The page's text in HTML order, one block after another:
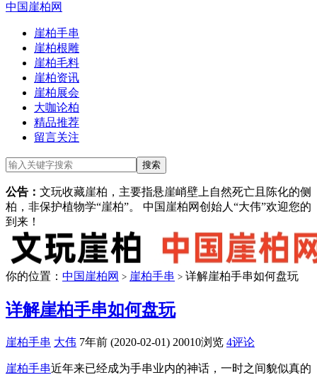
中国崖柏网
崖柏手串
崖柏根雕
崖柏毛料
崖柏资讯
崖柏展会
大咖论柏
精品推荐
留言关注
公告： 文玩收藏崖柏，主要指悬崖峭壁上自然死亡且陈化的侧
柏，非保护植物学“崖柏”。 中国崖柏网创始人“大伟”欢迎您的
到来！
你的位置： 中国崖柏网 > 崖柏手串 > 详解崖柏手串如何盘玩
详解崖柏手串如何盘玩
崖柏手串 大伟 7年前 (2020-02-01) 20010浏览 4评论
崖柏手串近年来已经成为手串业内的神话，一时之间貌似真的